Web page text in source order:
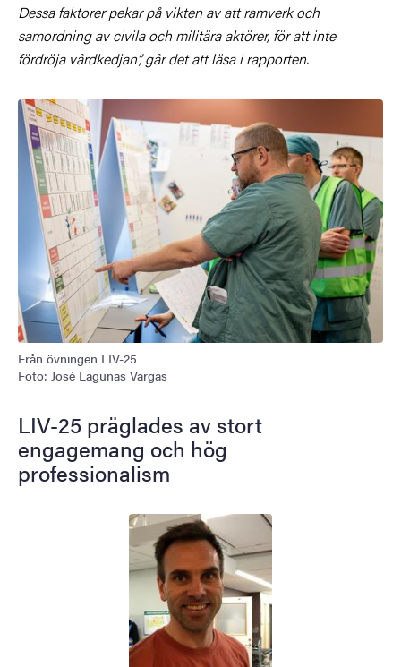
Dessa faktorer pekar på vikten av att ramverk och
samordning av civila och militära aktörer, för att inte
fördröja vårdkedjan”, går det att läsa i rapporten.
Från övningen LIV-25
Foto: José Lagunas Vargas
LIV-25 präglades av stort
engagemang och hög
professionalism
Bild